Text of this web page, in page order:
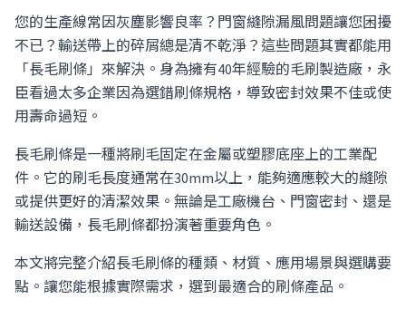
您的生產線常因灰塵影響良率？門窗縫隙漏風問題讓您困擾
不已？輸送帶上的碎屑總是清不乾淨？這些問題其實都能用
「長毛刷條」來解決。身為擁有40年經驗的毛刷製造廠，永
臣看過太多企業因為選錯刷條規格，導致密封效果不佳或使
用壽命過短。
長毛刷條是一種將刷毛固定在金屬或塑膠底座上的工業配
件。它的刷毛長度通常在30mm以上，能夠適應較大的縫隙
或提供更好的清潔效果。無論是工廠機台、門窗密封、還是
輸送設備，長毛刷條都扮演著重要角色。
本文將完整介紹長毛刷條的種類、材質、應用場景與選購要
點。讓您能根據實際需求，選到最適合的刷條產品。